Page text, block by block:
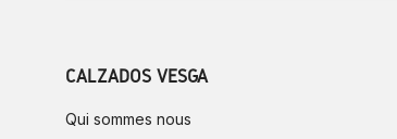
CALZADOS VESGA
Qui sommes nous